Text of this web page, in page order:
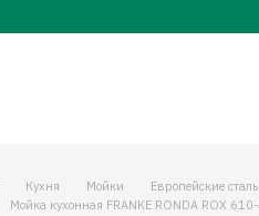
Кухня Мойки Европейские
Мойка кухонная FRANKE RONDA ROX